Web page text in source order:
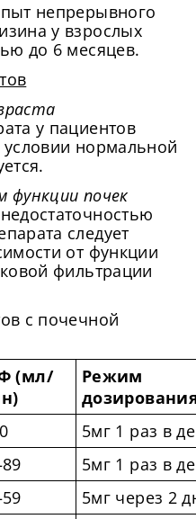
непрерывного
у взрослых
до 6 месяцев.
у пациентов
нормальной
почек
следует
от функции
фильтрации
с почечной
(мл/
Режим
5мг 1 раз в
5мг 1 раз в
5мг через 2